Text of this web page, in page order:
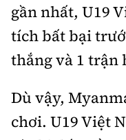
gần nhất, U19
tích bất bại
thắng và 1 trận
Dù vậy,
chơi. U19 Việt